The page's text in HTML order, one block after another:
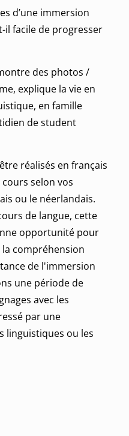
d’une immersion
il facile de progresser
des photos /
explique la vie en
en famille
destudent
réalisés en français
selon vos
ou le néerlandais.
de langue, cette
opportunité pour
compréhension
de l'immersion
une période de
avec les
par une
linguistiques ou les